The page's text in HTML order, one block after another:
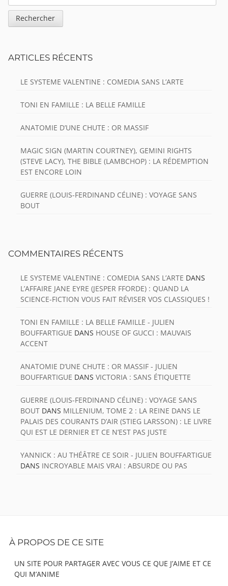
ARTICLES RÉCENTS
LE SYSTEME VALENTINE : COMEDIA SANS L’ARTE
TONI EN FAMILLE : LA BELLE FAMILLE
ANATOMIE D’UNE CHUTE : OR MASSIF
MAGIC SIGN (MARTIN COURTNEY), GEMINI RIGHTS
(STEVE LACY), THE BIBLE (LAMBCHOP) : LA RÉDEMPTION
EST ENCORE LOIN
GUERRE (LOUIS-FERDINAND CÉLINE) : VOYAGE SANS
BOUT
COMMENTAIRES RÉCENTS
LE SYSTEME VALENTINE : COMEDIA SANS L’ARTE DANS
L’AFFAIRE JANE EYRE (JESPER FFORDE) : QUAND LA
SCIENCE-FICTION VOUS FAIT RÉVISER VOS CLASSIQUES !
TONI EN FAMILLE : LA BELLE FAMILLE - JULIEN
BOUFFARTIGUE DANS HOUSE OF GUCCI : MAUVAIS
ACCENT
ANATOMIE D’UNE CHUTE : OR MASSIF - JULIEN
BOUFFARTIGUE DANS VICTORIA : SANS ÉTIQUETTE
GUERRE (LOUIS-FERDINAND CÉLINE) : VOYAGE SANS
BOUT DANS MILLENIUM, TOME 2 : LA REINE DANS LE
PALAIS DES COURANTS D’AIR (STIEG LARSSON) : LE LIVRE
QUI EST LE DERNIER ET CE N’EST PAS JUSTE
YANNICK : AU THÉÂTRE CE SOIR - JULIEN BOUFFARTIGUE
DANS INCROYABLE MAIS VRAI : ABSURDE OU PAS
Content
À PROPOS DE CE SITE
UN SITE POUR PARTAGER AVEC VOUS CE QUE J’AIME ET CE
QUI M’ANIME